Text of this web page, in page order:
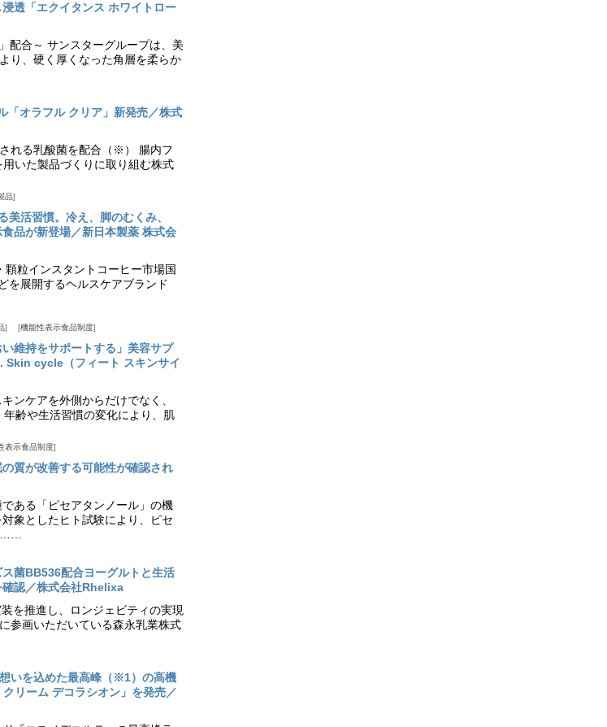
透「エクイタンス ホワイトロー
配合～ サンスターグループは、美
り、硬く厚くなった角層を柔らか
「オラフル クリア」新発売／株式
れる乳酸菌を配合（※） 腸内フ
いた製品づくりに取り組む株式
品
活習慣。冷え、脚のむくみ、
品が新登場／新日本製薬 株式会
粒インスタントコーヒー市場国
を展開するヘルスケアブランド
機能性表示食品制度
維持をサポートする」美容サプ
Skin cycle（フィート スキンサイ
ンケアを外側からだけでなく、
齢や生活習慣の変化により、肌
表示食品制度
質が改善する可能性が確認され
ある「ピセアタンノール」の機
象としたヒト試験により、ピセ
……
ス菌BB536配合ヨーグルトと生活
確認／株式会社Rhelixa
を推進し、ロンジェビティの実現
参画いただいている森永乳業株式
いを込めた最高峰（※1）の高機
リーム デコラシオン」を発売／